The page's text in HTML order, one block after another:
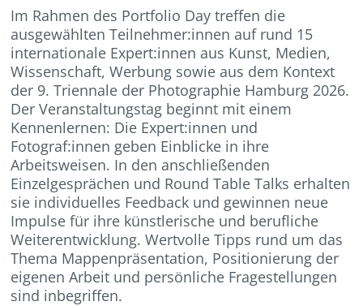
Im Rahmen des Portfolio Day treffen die
ausgewählten Teilnehmer:innen auf rund 15
internationale Expert:innen aus Kunst, Medien,
Wissenschaft, Werbung sowie aus dem Kontext
der 9. Triennale der Photographie Hamburg 2026.
Der Veranstaltungstag beginnt mit einem
Kennenlernen: Die Expert:innen und
Fotograf:innen geben Einblicke in ihre
Arbeitsweisen. In den anschließenden
Einzelgesprächen und Round Table Talks erhalten
sie individuelles Feedback und gewinnen neue
Impulse für ihre künstlerische und berufliche
Weiterentwicklung. Wertvolle Tipps rund um das
Thema Mappenpräsentation, Positionierung der
eigenen Arbeit und persönliche Fragestellungen
sind inbegriffen.